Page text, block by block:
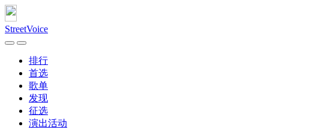
StreetVoice
排行
首选
歌单
发现
征选
演出活动